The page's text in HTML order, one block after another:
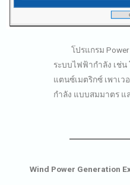
โปรแกรม Power
ระบบไฟฟ้ากำลัง เช่น
แตนซ์เมตริกซ์ เพาเว
กำลัง แบบสมมาตร แ
Wind Power Generation